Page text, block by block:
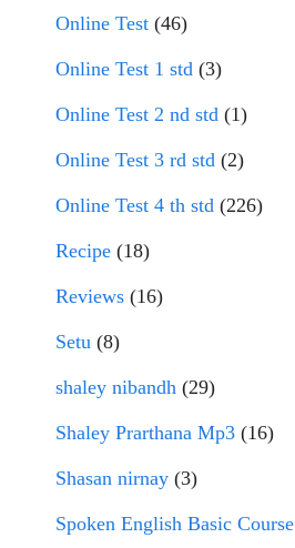
Online Test (46)
Online Test 1 std (3)
Online Test 2 nd std (1)
Online Test 3 rd std (2)
Online Test 4 th std (226)
Recipe (18)
Reviews (16)
Setu (8)
shaley nibandh (29)
Shaley Prarthana Mp3 (16)
Shasan nirnay (3)
Spoken English Basic Course